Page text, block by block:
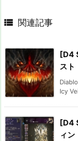
 関連記事
[D4
スト
Icy
[D4
ィン